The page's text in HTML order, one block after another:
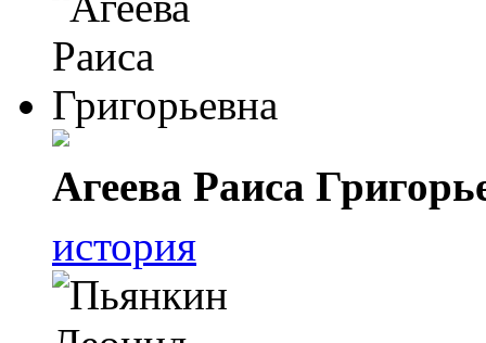
Агеева Раиса
история